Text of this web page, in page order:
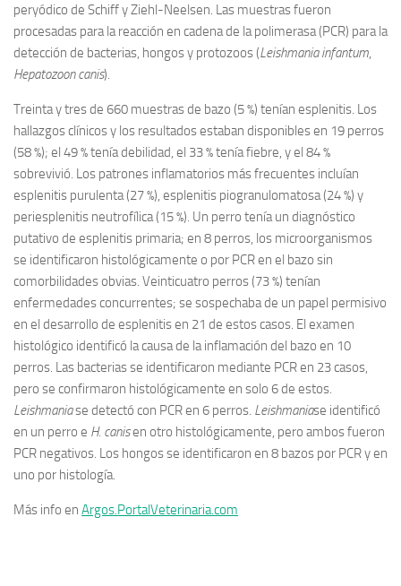
peryódico de Schiff y Ziehl-Neelsen. Las muestras fueron
procesadas para la reacción en cadena de la polimerasa (PCR) para la
detección de bacterias, hongos y protozoos (Leishmania infantum
Hepatozoon canis).
Treinta y tres de 660 muestras de bazo (5 %) tenían esplenitis. Los
hallazgos clínicos y los resultados estaban disponibles en 19 perros
(58 %); el 49 % tenía debilidad, el 33 % tenía fiebre, y el 84 %
sobrevivió. Los patrones inflamatorios más frecuentes incluían
esplenitis purulenta (27 %), esplenitis piogranulomatosa (24 %) y
periesplenitis neutrofílica (15 %). Un perro tenía un diagnóstico
putativo de esplenitis primaria; en 8 perros, los microorganismos
se identificaron histológicamente o por PCR en el bazo sin
comorbilidades obvias. Veinticuatro perros (73 %) tenían
enfermedades concurrentes; se sospechaba de un papel permisivo
en el desarrollo de esplenitis en 21 de estos casos. El examen
histológico identificó la causa de la inflamación del bazo en 10
perros. Las bacterias se identificaron mediante PCR en 23 casos,
pero se confirmaron histológicamente en solo 6 de estos.
Leishmaniase detectó con PCR en 6 perros. Leishmaniase identificó
en un perro e H. canisen otro histológicamente, pero ambos fueron
PCR negativos. Los hongos se identificaron en 8 bazos por PCR y en
uno por histología.
Más info en Argos.PortalVeterinaria.com